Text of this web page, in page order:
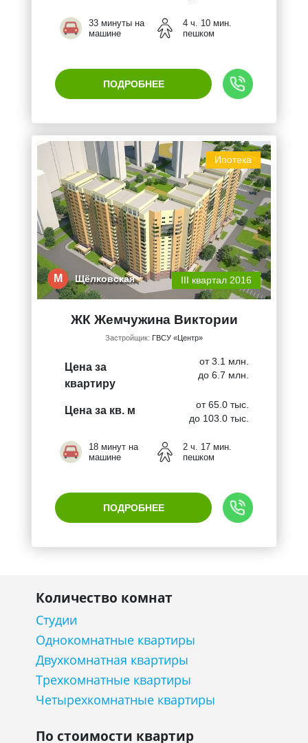
33 минуты на
машине
4 ч. 10 мин.
пешком
ПОДРОБНЕЕ
Ипотека
М Щёлковская III квартал 2016
ЖК Жемчужина Виктории
Застройщик: ГВСУ «Центр»
Цена за
квартиру
от 3.1 млн.
до 6.7 млн.
Цена за кв. м
от 65.0 тыс.
до 103.0 тыс.
18 минут на
машине
2 ч. 17 мин.
пешком
ПОДРОБНЕЕ
Количество комнат
Студии
Однокомнатные квартиры
Двухкомнатная квартиры
Трехкомнатные квартиры
Четырехкомнатные квартиры
По стоимости квартир